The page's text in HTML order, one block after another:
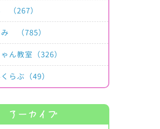
（267）
（785）
ん教室（326）
らぶ（49）
アーカイブ